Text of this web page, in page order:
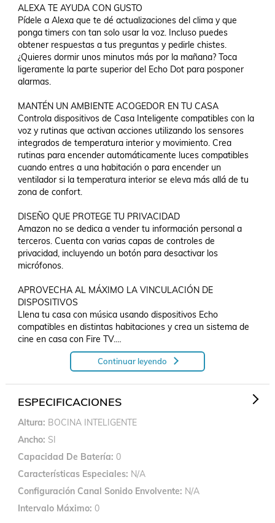
ALEXA TE AYUDA CON GUSTO
Pídele a Alexa que te dé actualizaciones del clima y que
ponga timers con tan solo usar la voz. Incluso puedes
obtener respuestas a tus preguntas y pedirle chistes.
¿Quieres dormir unos minutos más por la mañana? Toca
ligeramente la parte superior del Echo Dot para posponer
alarmas.
MANTÉN UN AMBIENTE ACOGEDOR EN TU CASA
Controla dispositivos de Casa Inteligente compatibles con la
voz y rutinas que activan acciones utilizando los sensores
integrados de temperatura interior y movimiento. Crea
rutinas para encender automáticamente luces compatibles
cuando entres a una habitación o para encender un
ventilador si la temperatura interior se eleva más allá de tu
zona de confort.
DISEÑO QUE PROTEGE TU PRIVACIDAD
Amazon no se dedica a vender tu información personal a
terceros. Cuenta con varias capas de controles de
privacidad, incluyendo un botón para desactivar los
micrófonos.
APROVECHA AL MÁXIMO LA VINCULACIÓN DE
DISPOSITIVOS
Llena tu casa con música usando dispositivos Echo
compatibles en distintas habitaciones y crea un sistema de
cine en casa con Fire TV.
ESPECIFICACIONES
802.11a/b/g/n/ac (2.4 y 5 GHz). No admite la conexión con
redes wifi ad hoc (peer-to-peer, también conocida como red
* Transmisión de audio desde tu dispositivo móvil a Echo Dot
o desde Echo Dot a tu bocina
* Bocina de proyección frontal de 1.73“
* La app de Alexa es compatible con los dispositivo.
Continuar leyendo
ESPECIFICACIONES
Altura BOCINA INTELIGENTE
Ancho SI
Capacidad De Batería 0
Características Especiales N/A
Configuración Canal Sonido Envolvente N/A
Intervalo Máximo 0